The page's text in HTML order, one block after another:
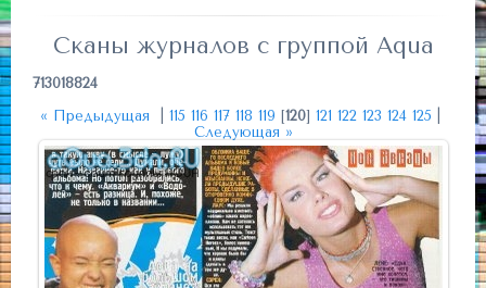
Сканы журналов с группой Aqua
713018824
« Предыдущая
115 116 117 118 119 [120] 121 122 123 124 125
Следующая »